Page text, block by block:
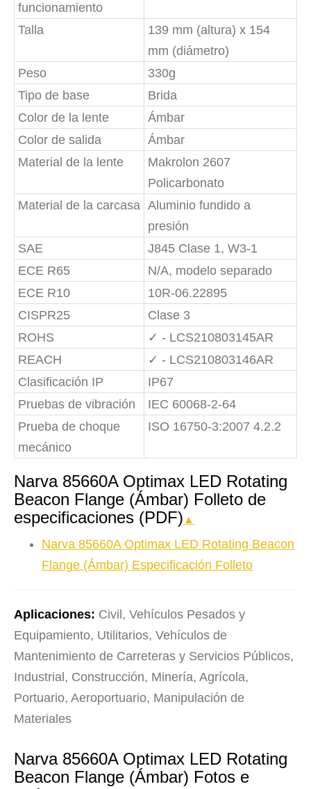
funcionamiento
Talla
139 mm (altura) x 154
mm (diámetro)
Peso
330g
Tipo de base
Brida
Color de la lente
Ámbar
Color de salida
Ámbar
Material de la lente
Makrolon 2607
Policarbonato
Material de la carcasa Aluminio fundido a
presión
SAE
J845 Clase 1, W3-1
ECE R65
N/A, modelo separado
ECE R10
10R-06.22895
CISPR25
Clase 3
ROHS
✓ - LCS210803145AR
REACH
✓ - LCS210803146AR
Clasificación IP
IP67
Pruebas de vibración
IEC 60068-2-64
Prueba de choque
mecánico
ISO 16750-3:2007 4.2.2
Narva 85660A Optimax LED Rotating
Beacon Flange (Ámbar) Folleto de
especificaciones (PDF) ▲
Narva 85660A Optimax LED Rotating Beacon
Flange (Ámbar) Especificación Folleto
Aplicaciones: Civil, Vehículos Pesados y
Equipamiento, Utilitarios, Vehículos de
Mantenimiento de Carreteras y Servicios Públicos,
Industrial, Construcción, Minería, Agrícola,
Portuario, Aeroportuario, Manipulación de
Materiales
Narva 85660A Optimax LED Rotating
Beacon Flange (Ámbar) Fotos e